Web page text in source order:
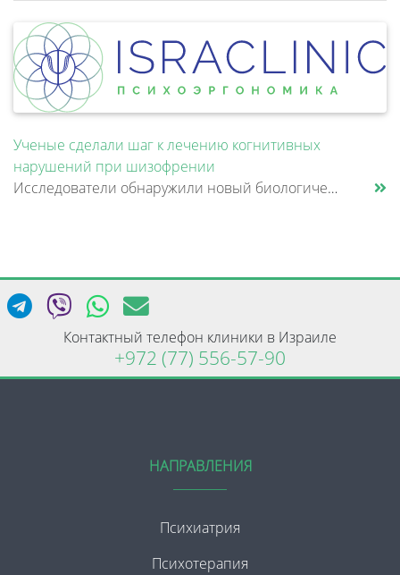
Ученые сделали шаг к лечению когнитивных
нарушений при шизофрении
Исследователи обнаружили новый биологический механизм, который может быть связан с нарушением памяти и внимания при шизо......
Контактный телефон клиники в Израиле
+972 (77) 556-57-90
НАПРАВЛЕНИЯ
Психиатрия
Психотерапия